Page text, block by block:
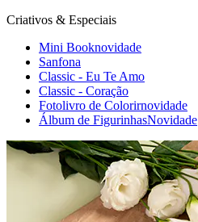
Criativos & Especiais
Mini Booknovidade
Sanfona
Classic - Eu Te Amo
Classic - Coração
Fotolivro de Colorirnovidade
Álbum de FigurinhasNovidade